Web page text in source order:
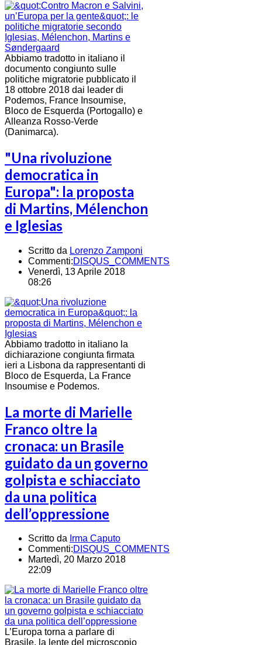
Abbiamo tradotto in italiano il
documento congiunto sulle
politiche migratorie pubblicato il
18 ottobre 2018 dai leader di
Podemos, France Insoumise,
Bloco de Esquerda (Portogallo) e
Alleanza Rosso-Verde
(Danimarca).
"Una rivoluzione
democratica in
Europa": la proposta
di Martins, Mélenchon
e Iglesias
Scritto da Lorenzo Zamponi
Commenti:DISQUS_COMMENTS
Venerdì, 13 Aprile 2018
08:26
Abbiamo tradotto in italiano la
dichiarazione congiunta firmata
ieri a Lisbona da rappresentanti di
Bloco de Esquerda, La France
Insoumise e Podemos.
La morte di Marielle
Franco oltre la
cronaca: un Brasile
guidato da un governo
golpista e schiacciato
da una politica
dell’oppressione
Scritto da Irma Caputo
Commenti:DISQUS_COMMENTS
Martedì, 20 Marzo 2018
22:09
L’Europa torna a parlare di
Brasile, la lente del microscopio